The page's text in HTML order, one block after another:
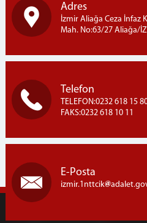
Adres
İzmir Aliağa Ceza İnfaz
Mah. No:63/27 Aliağa/
Telefon
TELEFON:0232 618 15
FAKS:0232 618 10 11
E-Posta
izmir.1nttcik